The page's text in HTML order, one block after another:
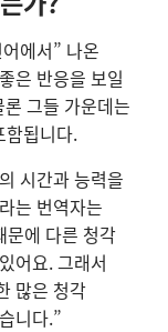
에서” 나온
은 반응을 보일
론 그들 가운데는
함됩니다.
시간과 능력을
는 번역자는
문에 다른 청각
어요. 그래서
많은 청각
니다.”